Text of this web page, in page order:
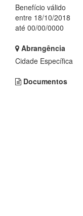
Benefício válido
entre 18/10/2018
até 00/00/0000
Abrangência
Cidade Específica
Documentos